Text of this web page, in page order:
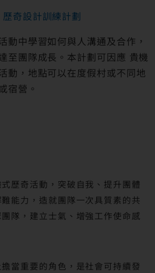
適
奇設計訓練計劃
動中學習如何與人溝通及合作，
至團隊成長。本計劃可因應 貴機
動，地點可以在度假村或不同地
宿營。
歷奇活動，突破自我、提升團體
能力，造就團隊一次具質素的共
隊，建立士氣、增強工作使命感
當重要的角色，是社會可持續發